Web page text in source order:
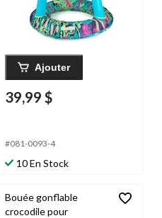
Ajouter
39,99 $
#081-0093-4
10 En Stock
Bouée gonflable
crocodile pour